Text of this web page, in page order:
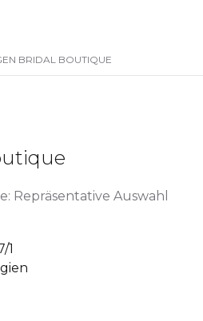
BRIDAL BOUTIQUE
Repräsentative Auswahl
1